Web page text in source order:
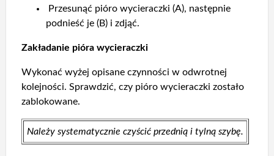
Przesunąć pióro wycieraczki (A), następnie
podnieść je (B) i zdjąć.
Zakładanie pióra wycieraczki
Wykonać wyżej opisane czynności w odwrotnej
kolejności. Sprawdzić, czy pióro wycieraczki zostało
zablokowane.
Należy systematycznie czyścić przednią i tylną szybę.